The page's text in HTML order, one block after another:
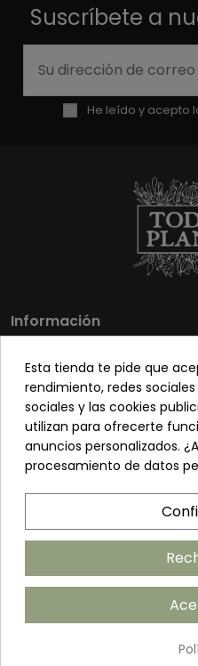
Suscríbete a
He leído y acepto
Información
Los más vendidos
Sobre nosotros
Pon tu planta guapa
Preguntas frecuentes
Términos y condiciones
Política de cookies
Esta tienda te pide que
rendimiento, redes
sociales y las cookies
utilizan para ofrecerte
anuncios personalizados.
procesamiento de datos